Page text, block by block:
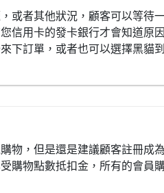
或者其他狀況，顧客可以等待
信用卡的發卡銀行才會知道原
下訂單，或者也可以選擇黑貓
物，但是還是建議顧客註冊成
購物點數抵扣金，所有的會員